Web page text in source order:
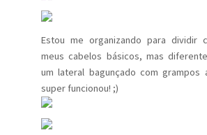
Estou me organizando para dividir
meus cabelos básicos, mas
um lateral bagunçado com grampos
super funcionou! ;)